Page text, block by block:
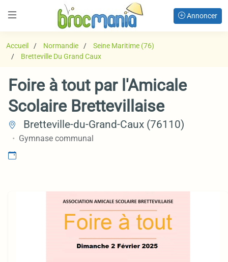
Annoncer
Accueil Normandie
Seine Maritime (76)
Bretteville Du Grand Caux
Foire à tout par l'Amicale
Scolaire Brettevillaise
Bretteville-du-Grand-Caux (76110)
Gymnase communal